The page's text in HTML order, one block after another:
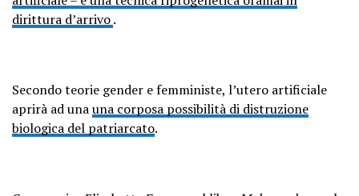
dirittura d’arrivo.
Secondo teorie gender e femministe, l’utero artificiale
aprirà ad unauna corposa possibilità di distruzione
biologica del patriarcato.